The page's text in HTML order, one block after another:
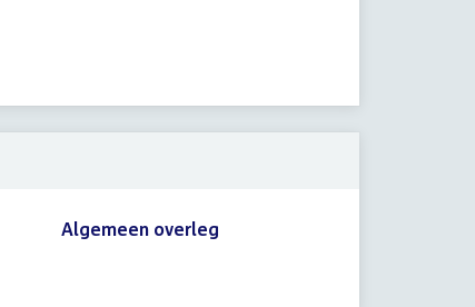
Algemeen overleg